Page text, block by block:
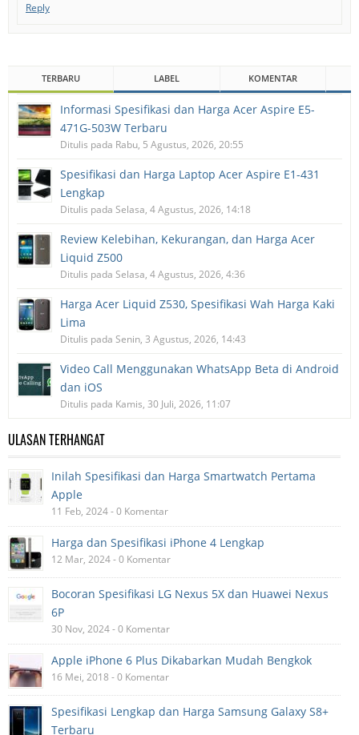
Reply
TERBARU LABEL KOMENTAR
Informasi Spesifikasi dan Harga Acer Aspire E5-
471G-503W Terbaru
Ditulis pada Rabu, 5 Agustus, 2026, 20:55
Spesifikasi dan Harga Laptop Acer Aspire E1-431
Lengkap
Ditulis pada Selasa, 4 Agustus, 2026, 14:18
Review Kelebihan, Kekurangan, dan Harga Acer
Liquid Z500
Ditulis pada Selasa, 4 Agustus, 2026, 4:36
Harga Acer Liquid Z530, Spesifikasi Wah Harga Kaki
Lima
Ditulis pada Senin, 3 Agustus, 2026, 14:43
Video Call Menggunakan WhatsApp Beta di Android
dan iOS
Ditulis pada Kamis, 30 Juli, 2026, 11:07
ULASAN TERHANGAT
Inilah Spesifikasi dan Harga Smartwatch Pertama
Apple
11 Feb, 2024 - 0 Komentar
Harga dan Spesifikasi iPhone 4 Lengkap
12 Mar, 2024 - 0 Komentar
Bocoran Spesifikasi LG Nexus 5X dan Huawei Nexus
6P
30 Nov, 2024 - 0 Komentar
Apple iPhone 6 Plus Dikabarkan Mudah Bengkok
16 Mei, 2018 - 0 Komentar
Spesifikasi Lengkap dan Harga Samsung Galaxy S8+
Terbaru